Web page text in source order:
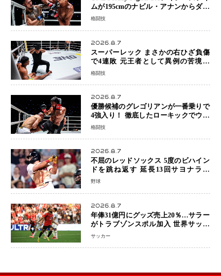
ムが195cmのナビル・アナンからダウ
ン奪取！猛反撃を耐え抜き判定勝利、
格闘技
2026.8.7
スーパーレック まさかの右ひざ負傷
で4連敗 元王者として異例の苦境…
「アクシデント」でも消えない危険信
格闘技
2026.8.7
優勝候補のグレゴリアンが一番乗りで
4強入り！ 徹底したローキックでウス
ビャンを攻略、判定勝利
格闘技
2026.8.7
不屈のレッドソックス 5度のビハイン
ドを跳ね返す 延長13回サヨナラ勝
ち 吉田正尚選手も2安打1打点で貢献 4
野球
2026.8.7
年俸31億円にグッズ売上20％…サラー
がトラブゾンスポル加入 世界サッカ
ーは「五大リーグ一強」から新時代へ
サッカー